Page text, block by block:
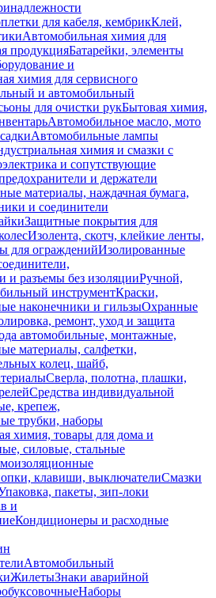
для кабеля, кембрикКлей,
Автомобильная химия для
продукцияБатарейки, элементы
и
химия для сервисного
и автомобильный
для очистки рукБытовая химия,
Автомобильное масло, мото
Автомобильные лампы
химия и смазки с
и сопутствующие
и держатели
материалы, наждачная бумага,
и соединители
Защитные покрытия для
Изолента, скотч, клейкие ленты,
для огражденийИзолированные
и разъемы без изоляцииРучной,
инструментКраски,
наконечники и гильзыОхранные
ремонт, уход и защита
автомобильные, монтажные,
материалы, салфетки,
колец, шайб,
Сверла, полотна, плашки,
Средства индивидуальной
крепеж,
трубки, наборы
химия, товары для дома и
силовые, стальные
клавиши, выключателиСмазки
пакеты, зип-локи
и
Кондиционеры и расходные
Автомобильный
ЖилетыЗнаки аварийной
Наборы